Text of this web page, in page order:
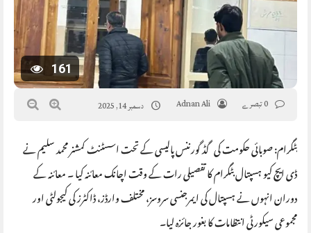
161
Adnan Ali دسمبر 14, 2025
بٹگرام: صوبائی حکومت کی گڈ گورننس پالیسی کے تحت اسسٹنٹ کمشنر محمد سلیم نے
ڈی ایچ کیو ہسپتال بٹگرام کا تفصیلی رات کے وقت اچانک معائنہ کیا ۔ معائنہ کے
دوران انہوں نے ہسپتال کی ایمرجنسی سروسز، مختلف وارڈز، ڈاکٹرز کی کیجولٹی اور
مجموعی سیکورٹی انتظامات کا بغور جائزہ لیا۔